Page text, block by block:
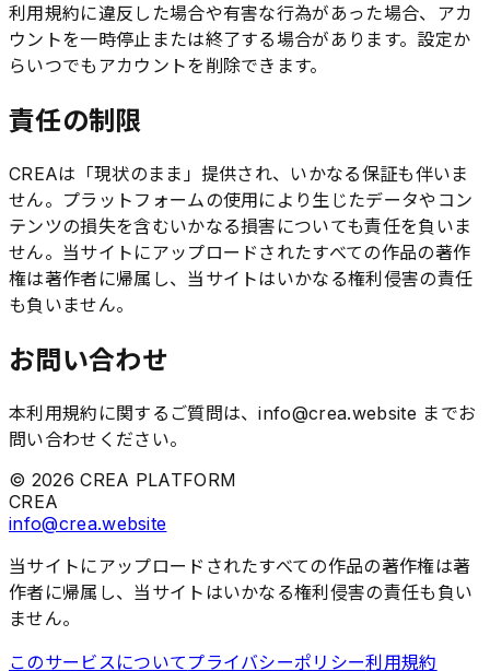
利用規約に違反した場合や有害な行為があった場合、アカ
ウントを一時停止または終了する場合があります。設定か
らいつでもアカウントを削除できます。
責任の制限
CREAは「現状のまま」提供され、いかなる保証も伴いま
せん。プラットフォームの使用により生じたデータやコン
テンツの損失を含むいかなる損害についても責任を負いま
せん。当サイトにアップロードされたすべての作品の著作
権は著作者に帰属し、当サイトはいかなる権利侵害の責任
も負いません。
お問い合わせ
本利用規約に関するご質問は、info@crea.website までお
問い合わせください。
© 2026 CREA PLATFORM
CREA
info@crea.website
当サイトにアップロードされたすべての作品の著作権は著
作者に帰属し、当サイトはいかなる権利侵害の責任も負い
ません。
このサービスについて プライバシーポリシー利用規約